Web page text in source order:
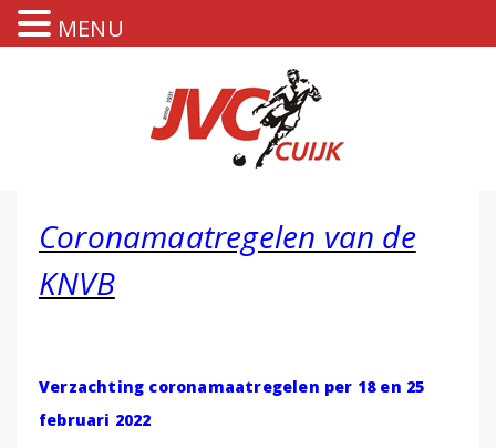
Coronamaatregelen van de
KNVB
Verzachting coronamaatregelen per 18 en 25
februari 2022
MENU